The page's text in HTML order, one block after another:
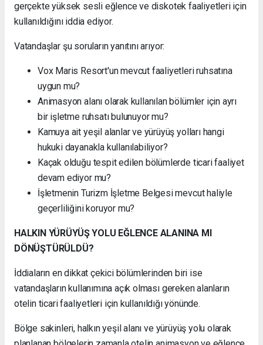
gerçekte yüksek sesli eğlence ve diskotek faaliyetleri için
kullanıldığını iddia ediyor.
Vatandaşlar şu soruların yanıtını arıyor:
Vox Maris Resort'un mevcut faaliyetleri ruhsatına
uygun mu?
Animasyon alanı olarak kullanılan bölümler için ayrı
bir işletme ruhsatı bulunuyor mu?
Kamuya ait yeşil alanlar ve yürüyüş yolları hangi
hukuki dayanakla kullanılabiliyor?
Kaçak olduğu tespit edilen bölümlerde ticari faaliyet
devam ediyor mu?
İşletmenin Turizm İşletme Belgesi mevcut haliyle
geçerliliğini koruyor mu?
HALKIN YÜRÜYÜŞ YOLU EĞLENCE ALANINA MI
DÖNÜŞTÜRÜLDÜ?
İddiaların en dikkat çekici bölümlerinden biri ise
vatandaşların kullanımına açık olması gereken alanların
otelin ticari faaliyetleri için kullanıldığı yönünde.
Bölge sakinleri, halkın yeşil alanı ve yürüyüş yolu olarak